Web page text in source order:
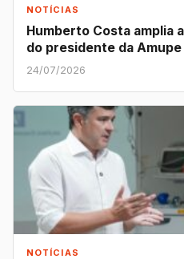
NOTÍCIAS
Humberto Costa amplia
do presidente da Amupe
24/07/2026
NOTÍCIAS